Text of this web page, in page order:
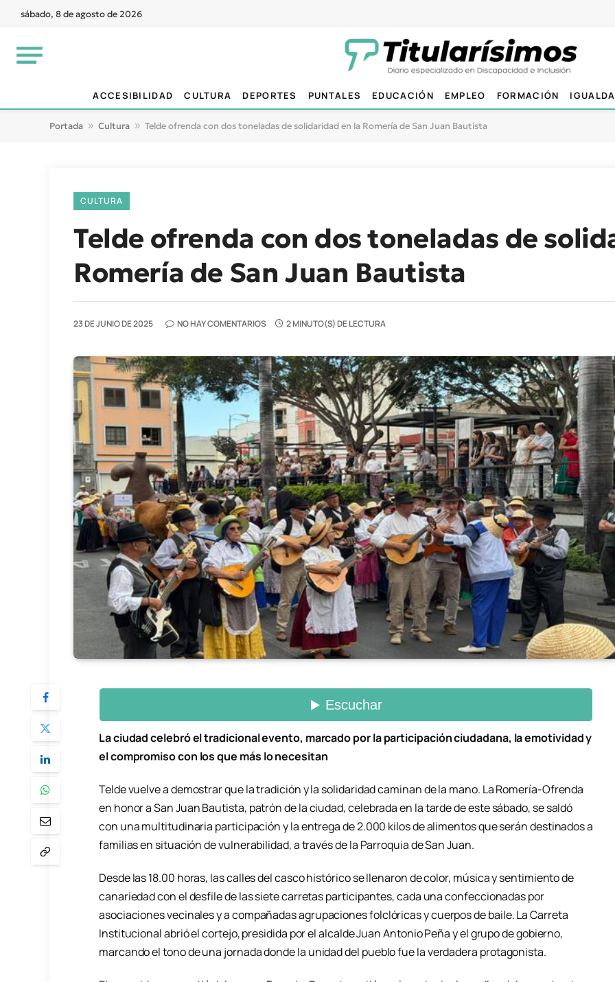
sábado, 8 de agosto de 2026
ACCESIBILIDAD CULTURA DEPORTES PUNTALES EDUCACIÓN EMPLEO FORMACIÓN
Portada » Cultura » Telde ofrenda con dos toneladas de solidaridad en la Romería de San Juan Bautista
CULTURA
Telde ofrenda con dos toneladas de
Romería de San Juan Bautista
23 DE JUNIO DE 2025 NO HAY COMENTARIOS 2 MINUTO(S) DE LECTURA
La ciudad celebró el tradicional evento, marcado por la participación ciudadana, la emotividad y
el compromiso con los que más lo necesitan
Telde vuelve a demostrar que la tradición y la solidaridad caminan de la mano. La Romería-Ofrenda
en honor a San Juan Bautista, patrón de la ciudad, celebrada en la tarde de este sábado, se saldó
con una multitudinaria participación y la entrega de 2.000 kilos de alimentos que serán destinados a
familias en situación de vulnerabilidad, a través de la Parroquia de San Juan.
Desde las 18.00 horas, las calles del casco histórico se llenaron de color, música y sentimiento de
canariedad con el desfile de las siete carretas participantes, cada una confeccionadas por
asociaciones vecinales y a compañadas agrupaciones folclóricas y cuerpos de baile. La Carreta
Institucional abrió el cortejo, presidida por el alcalde Juan Antonio Peña y el grupo de gobierno,
marcando el tono de una jornada donde la unidad del pueblo fue la verdadera protagonista.